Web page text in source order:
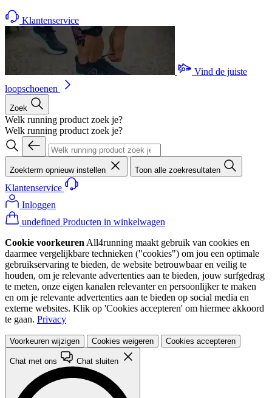
Klantenservice
Vind de juiste
loopschoenen
Zoek
Welk running product zoek je?
Welk running product zoek je?
Zoekterm opnieuw instellen Toon alle zoekresultaten
Klantenservice
Inloggen
undefined Producten in winkelwagen
Cookie voorkeuren All4running maakt gebruik van cookies en
daarmee vergelijkbare technieken ("cookies") om jou een optimale
gebruikservaring te bieden, de website betrouwbaar en veilig te
houden, om je relevante advertenties aan te bieden, jouw surfgedrag
te meten, onze eigen kanalen relevanter en persoonlijker te maken
en om je relevante advertenties aan te bieden op social media en
externe websites. Klik op 'Cookies accepteren' om hiermee akkoord
te gaan. Privacy
Voorkeuren wijzigen Cookies weigeren Cookies accepteren
Chat met ons Chat sluiten